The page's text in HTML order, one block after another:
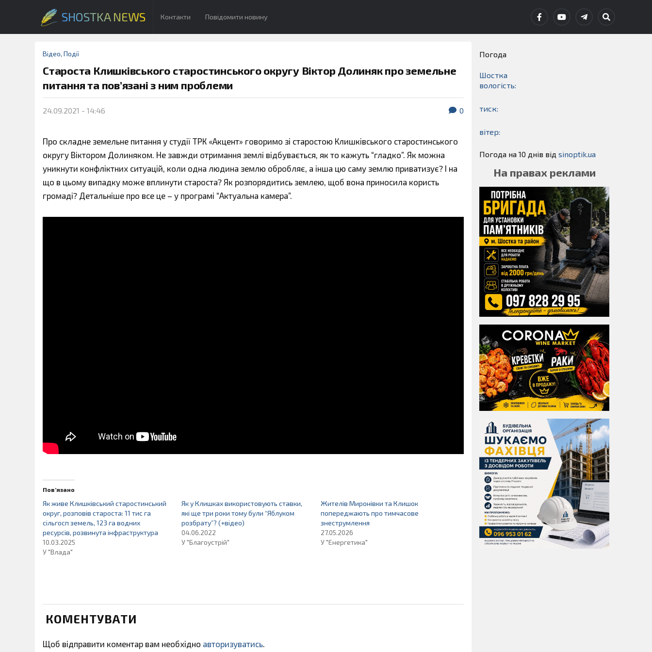
SHOSTKA NEWS Контакти Повідомити новину
Відео, Події
Староста Клишківського старостинського округу Віктор Долиняк про земельне
питання та пов’язані з ним проблеми
24.09.2021 - 14:46 0
Про складне земельне питання у студії ТРК «Акцент» говоримо зі старостою Клишківського старостинського
округу Віктором Долиняком. Не завжди отримання землі відбувається, як то кажуть “гладко”. Як можна
уникнути конфліктних ситуацій, коли одна людина землю обробляє, а інша цю саму землю приватизує? І на
що в цьому випадку може вплинути староста? Як розпорядитись землею, щоб вона приносила користь
громаді? Детальніше про все це – у програмі “Актуальна камера”.
Пов’язано
Як живе Клишківський старостинський
округ, розповів староста: 11 тис га
сільгосп земель, 123 га водних
ресурсів, розвинута інфраструктура
10.03.2025
У "Влада"
Як у Клишках використовують ставки,
які ще три роки тому були “Яблуком
розбрату”? (+відео)
04.06.2022
У "Благоустрій"
Жителів Миронівки та Клишок
попереджають про тимчасове
знеструмлення
27.05.2026
У "Енергетика"
КОМЕНТУВАТИ
Щоб відправити коментар вам необхідно авторизуватись
Погода
Шостка
вологість:
тиск:
вітер:
Погода на 10 днів від sinoptik.ua
На правах реклами